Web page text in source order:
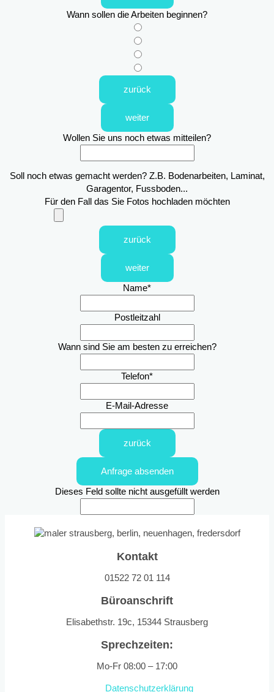
Wann sollen die Arbeiten beginnen?
zurück
weiter
Wollen Sie uns noch etwas mitteilen?
Soll noch etwas gemacht werden? Z.B. Bodenarbeiten, Laminat,
Garagentor, Fussboden...
Für den Fall das Sie Fotos hochladen möchten
zurück
weiter
Name*
Postleitzahl
Wann sind Sie am besten zu erreichen?
Telefon*
E-Mail-Adresse
zurück
Anfrage absenden
Dieses Feld sollte nicht ausgefüllt werden
Kontakt
01522 72 01 114
Büroanschrift
Elisabethstr. 19c, 15344 Strausberg
Sprechzeiten:
Mo-Fr 08:00 – 17:00
Datenschutzerklärung